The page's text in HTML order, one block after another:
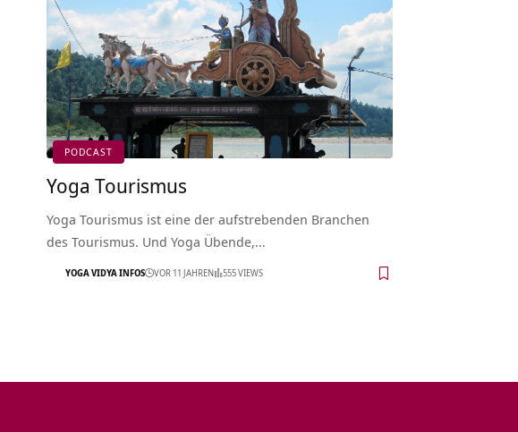
PODCAST
Yoga Tourismus
Yoga Tourismus ist eine der aufstrebenden Branchen
des Tourismus. Und Yoga Übende,…
YOGA VIDYA INFOS VOR 11 JAHREN 555 VIEWS